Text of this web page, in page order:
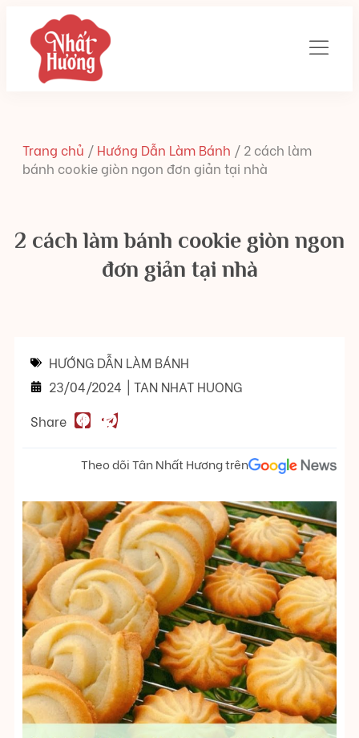
Trang chủ / Hướng Dẫn Làm Bánh / 2 cách làm
bánh cookie giòn ngon đơn giản tại nhà
2 cách làm bánh cookie giòn ngon
đơn giản tại nhà
HƯỚNG DẪN LÀM BÁNH
23/04/2024 | TAN NHAT HUONG
Share
Theo dõi Tân Nhất Hương trên